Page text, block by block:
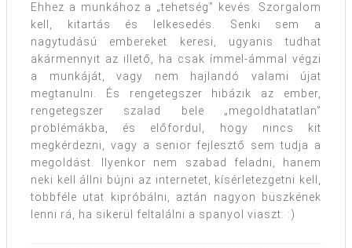
Ehhez a munkához a „tehetség” kevés. Szorgalom
kell, kitartás és lelkesedés. Senki sem a
nagytudású embereket keresi, ugyanis tudhat
akármennyit az illető, ha csak ímmel-ámmal végzi
a munkáját, vagy nem hajlandó valami újat
megtanulni. És rengetegszer hibázik az ember,
rengetegszer szalad bele „megoldhatatlan”
problémákba, és előfordul, hogy nincs kit
megkérdezni, vagy a senior fejlesztő sem tudja a
megoldást. Ilyenkor nem szabad feladni, hanem
neki kell állni bújni az internetet, kísérletezgetni kell,
többféle utat kipróbálni, aztán nagyon büszkének
lenni rá, ha sikerül feltalálni a spanyol viaszt. :)